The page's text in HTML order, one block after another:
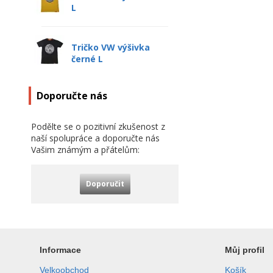
L
Tričko VW výšivka
černé L
Doporučte nás
Podělte se o pozitivní zkušenost z
naší spolupráce a doporučte nás
Vašim známým a přátelům:
Doporučit
Informace
Velkoobchod
Můj profil
Košík